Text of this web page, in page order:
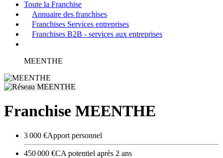
Toute la Franchise
Annuaire des franchises
Franchises Services entreprises
Franchises B2B - services aux entreprises
MEENTHE
Franchise MEENTHE
3 000 €Apport personnel
450 000 €CA potentiel après 2 ans